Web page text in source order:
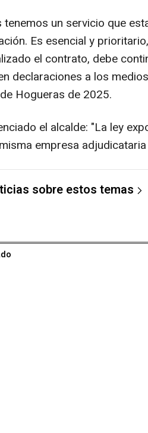
un servicio que
Es esencial y
el contrato, debe
declaraciones a los
Hogueras de 2025.
el alcalde: "La ley
empresa
sobre estos temas